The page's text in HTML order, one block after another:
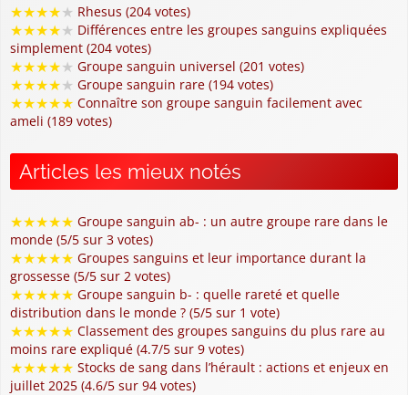
★★★★★ Rhesus (204 votes)
★★★★★ Différences entre les groupes sanguins expliquées
simplement (204 votes)
★★★★★ Groupe sanguin universel (201 votes)
★★★★★ Groupe sanguin rare (194 votes)
★★★★★ Connaître son groupe sanguin facilement avec
ameli (189 votes)
Articles les mieux notés
★★★★★ Groupe sanguin ab- : un autre groupe rare dans le
monde (5/5 sur 3 votes)
★★★★★ Groupes sanguins et leur importance durant la
grossesse (5/5 sur 2 votes)
★★★★★ Groupe sanguin b- : quelle rareté et quelle
distribution dans le monde ? (5/5 sur 1 vote)
★★★★★ Classement des groupes sanguins du plus rare au
moins rare expliqué (4.7/5 sur 9 votes)
★★★★★ Stocks de sang dans l’hérault : actions et enjeux en
juillet 2025 (4.6/5 sur 94 votes)